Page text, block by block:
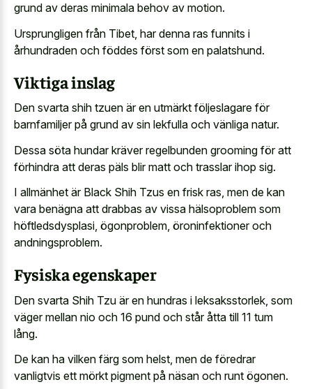
grund av deras minimala behov av motion.
Ursprungligen från Tibet, har denna ras funnits i
århundraden och föddes först som en palatshund.
Viktiga inslag
Den svarta shih tzuen är en utmärkt följeslagare för
barnfamiljer på grund av sin lekfulla och vänliga natur.
Dessa söta hundar kräver regelbunden grooming för att
förhindra att deras päls blir matt och trasslar ihop sig.
I allmänhet är Black Shih Tzus en frisk ras, men de kan
vara benägna att drabbas av vissa hälsoproblem som
höftledsdysplasi, ögonproblem, öroninfektioner och
andningsproblem.
Fysiska egenskaper
Den svarta Shih Tzu är en hundras i leksaksstorlek, som
väger mellan nio och 16 pund och står åtta till 11 tum
lång.
De kan ha vilken färg som helst, men de föredrar
vanligtvis ett mörkt pigment på näsan och runt ögonen.